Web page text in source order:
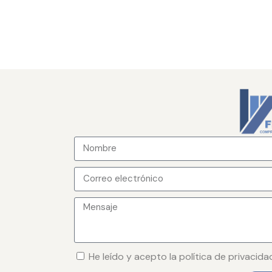
He leído y acepto la política de